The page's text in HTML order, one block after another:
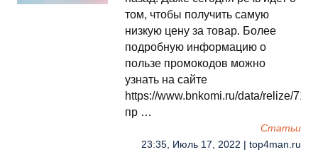
том, чтобы получить самую
низкую цену за товар. Более
подробную информацию о
пользе промокодов можно
узнать на сайте
https://www.bnkomi.ru/data/relize/
пр …
Cтатьи
23:35, Июль 17, 2022 | top4man.ru